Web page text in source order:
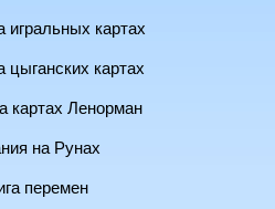
игральных картах
цыганских картах
картах Ленорман
на Рунах
перемен